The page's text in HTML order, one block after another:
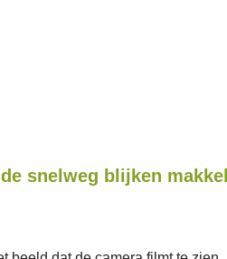
snelweg blijken